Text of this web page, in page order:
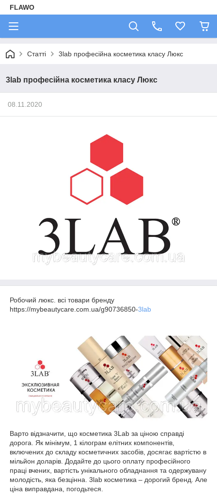
FLAWO
Статті 3lab професійна косметика класу Люкс
3lab професійна косметика класу Люкс
08.11.2020
Робочий люкс. всі товари бренду
https://mybeautycare.com.ua/g90736850-3lab
Варто відзначити, що косметика 3Lab за ціною справді
дорога. Як мінімум, 1 кілограм елітних компонентів,
включених до складу косметичних засобів, досягає вартістю в
мільйон доларів. Додайте до цього оплату професійного
праці вчених, вартість унікального обладнання та одержувану
молодість, яка безцінна. 3lab косметика – дорогий бренд. Але
ціна виправдана, погодьтеся.